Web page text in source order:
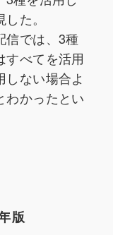
た。
信では、3種
すべてを活用
しない場合よ
わかったとい
版